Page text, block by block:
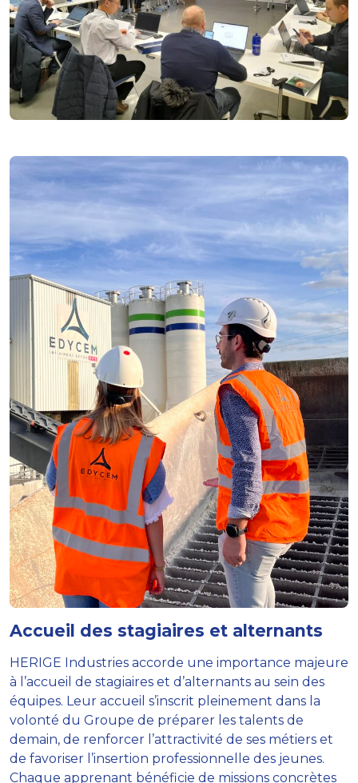
Accueil des stagiaires et alternants
HERIGE Industries accorde une importance majeure
à l’accueil de stagiaires et d’alternants au sein des
équipes. Leur accueil s’inscrit pleinement dans la
volonté du Groupe de préparer les talents de
demain, de renforcer l’attractivité de ses métiers et
de favoriser l’insertion professionnelle des jeunes.
Chaque apprenant bénéficie de missions concrètes